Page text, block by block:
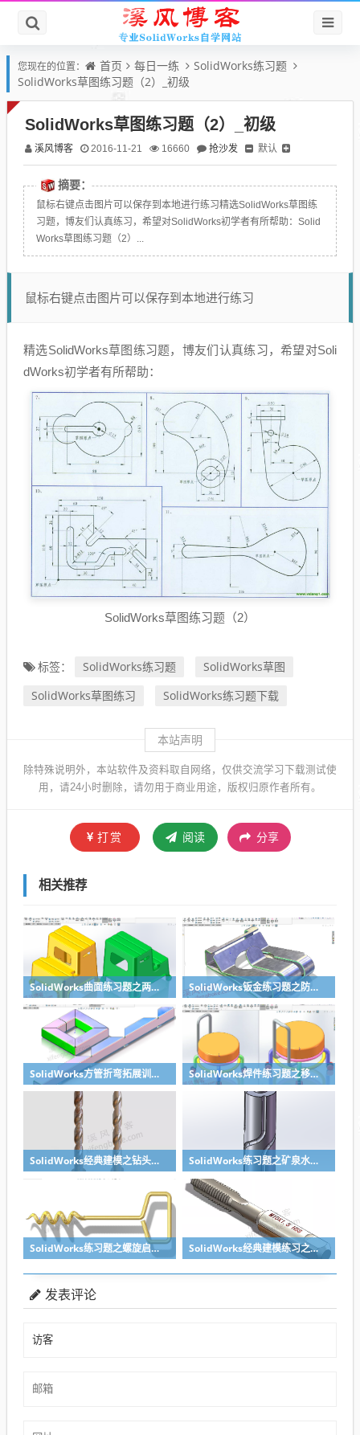
您现在的位置： 首页 每日一练
SolidWorks练习题
SolidWorks草图练习题（2）_初级
SolidWorks草图练习题（2）_初级
溪风博客 2016-11-21 16660 抢沙发 默认
摘要：
鼠标右键点击图片可以保存到本地进行练习精选SolidWorks草图练
习题，博友们认真练习，希望对SolidWorks初学者有所帮助：Solid
Works草图练习题（2）...
鼠标右键点击图片可以保存到本地进行练习
精选SolidWorks草图练习题，博友们认真练习，希望对Soli
dWorks初学者有所帮助：
SolidWorks草图练习题（2）
标签： SolidWorks练习题
SolidWorks草图
SolidWorks草图练习
SolidWorks练习题下载
本站声明
除特殊说明外，本站软件及资料取自网络，仅供交流学习下载测试使
用，请24小时删除，请勿用于商业用途，版权归原作者所有。
打赏 阅读 分享
相关推荐
SolidWorks曲面练习题之两步踢凳建模，看似曲面实则特征 SolidWorks钣金练习题之防松档卡建模，钣金命令综合练习
SolidWorks方管折弯拓展训练，你会了吗？ SolidWorks焊件练习题之移动小矮凳，思路对了就不难
SolidWorks经典建模之钻头刀具的绘制，螺纹收尾是关键技巧 SolidWorks练习题之矿泉水瓶的绘制，难度不大主要是顶部螺纹的处理
SolidWorks练习题之螺旋启瓶器，螺旋头是关键 SolidWorks经典建模练习之丝锥攻丝钻头的绘制，常规命令练习
发表评论